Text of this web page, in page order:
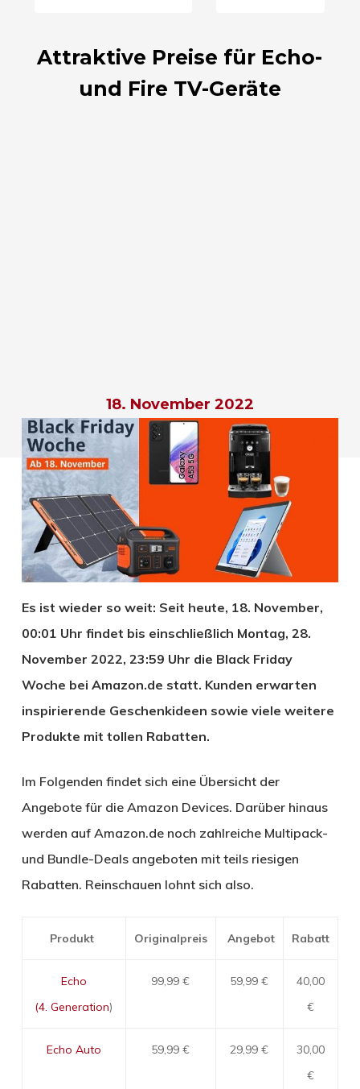
Attraktive Preise für Echo-
und Fire TV-Geräte
18. November 2022
Es ist wieder so weit: Seit heute, 18. November,
00:01 Uhr findet bis einschließlich Montag, 28.
November 2022, 23:59 Uhr die Black Friday
Woche bei Amazon.de statt. Kunden erwarten
inspirierende Geschenkideen sowie viele weitere
Produkte mit tollen Rabatten.
Im Folgenden findet sich eine Übersicht der
Angebote für die Amazon Devices. Darüber hinaus
werden auf Amazon.de noch zahlreiche Multipack-
und Bundle-Deals angeboten mit teils riesigen
Rabatten. Reinschauen lohnt sich also.
Produkt Originalpreis Angebot Rabatt
Echo
(4. Generation)
99,99 € 59,99 €
40,00
€
Echo Auto 59,99 € 29,99 €
30,00
€